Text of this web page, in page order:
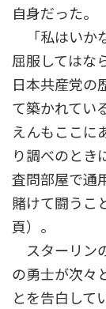
自身だった。
「私はいか
屈服してはな
日本共産党の
て築かれてい
えんもここに
り調べのとき
査問部屋で通
賭けて闘うこ
頁）。
スターリン
の勇士が次々
とを告白して